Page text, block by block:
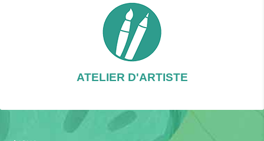
ATELIER D'ARTISTE